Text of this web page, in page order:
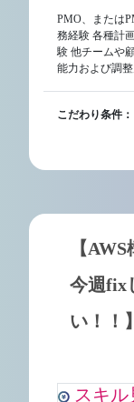
PMO、または
務経験 各種計
験 他チームや
能力および調
こだわり条件：
【
今週fix
い！！】
スキル